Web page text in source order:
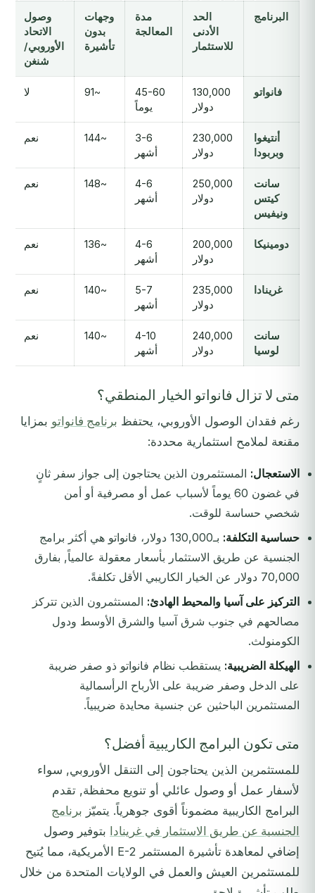
البرنامج
الحد
الأدنى
للاستثمار
مدة
المعالجة
وجهات
بدون
تأشيرة
وصول
الاتحاد
الأوروبي/
شنغن
فانواتو
130,000
دولار
45-60
يوماً
~91 لا
أنتيغوا
وبربودا
230,000
دولار
3-6
أشهر
~144 نعم
سانت
كيتس
ونيفيس
250,000
دولار
4-6
أشهر
~148 نعم
دومينيكا
200,000
دولار
4-6
أشهر
~136 نعم
غرينادا
235,000
دولار
5-7
أشهر
~140 نعم
سانت
لوسيا
240,000
دولار
4-10
أشهر
~140 نعم
متى لا تزال فانواتو الخيار المنطقي؟
رغم فقدان الوصول الأوروبي، يحتفظ برنامج فانواتو بمزايا
مقنعة لملامح استثمارية محددة:
الاستعجال: المستثمرون الذين يحتاجون إلى جواز سفر ثانٍ
في غضون 60 يوماً لأسباب عمل أو مصرفية أو أمن
شخصي حساسة للوقت.
حساسية التكلفة:
بـ130,000 دولار، فانواتو هي أكثر برامج
الجنسية عن طريق الاستثمار بأسعار معقولة عالمياً, بفارق
70,000 دولار عن الخيار الكاريبي الأقل تكلفةً.
التركيز على آسيا والمحيط الهادئ: المستثمرون الذين تتركز
مصالحهم في جنوب شرق آسيا والشرق الأوسط ودول
الكومنولث.
الهيكلة الضريبية: يستقطب نظام فانواتو ذو صفر ضريبة
على الدخل وصفر ضريبة على الأرباح الرأسمالية
المستثمرين الباحثين عن جنسية محايدة ضريبياً.
متى تكون البرامج الكاريبية أفضل؟
للمستثمرين الذين يحتاجون إلى التنقل الأوروبي, سواء
لأسفار عمل أو وصول عائلي أو تنويع محفظة, تقدم
البرامج الكاريبية مضموناً أقوى جوهرياً. يتميّز برنامج
الجنسية عن طريق الاستثمار في غرينادا بتوفير وصول
إضافي لمعاهدة تأشيرة المستثمر E-2 الأمريكية، مما يُتيح
للمستثمرين العيش والعمل في الولايات المتحدة من خلال